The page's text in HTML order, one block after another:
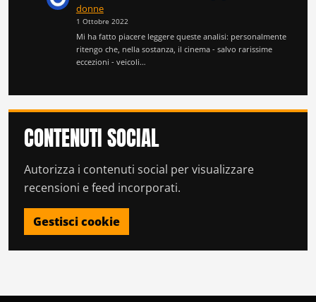
donne
1 Ottobre 2022
Mi ha fatto piacere leggere queste analisi: personalmente
ritengo che, nella sostanza, il cinema - salvo rarissime
eccezioni - veicoli…
CONTENUTI SOCIAL
Autorizza i contenuti social per visualizzare
recensioni e feed incorporati.
Gestisci cookie